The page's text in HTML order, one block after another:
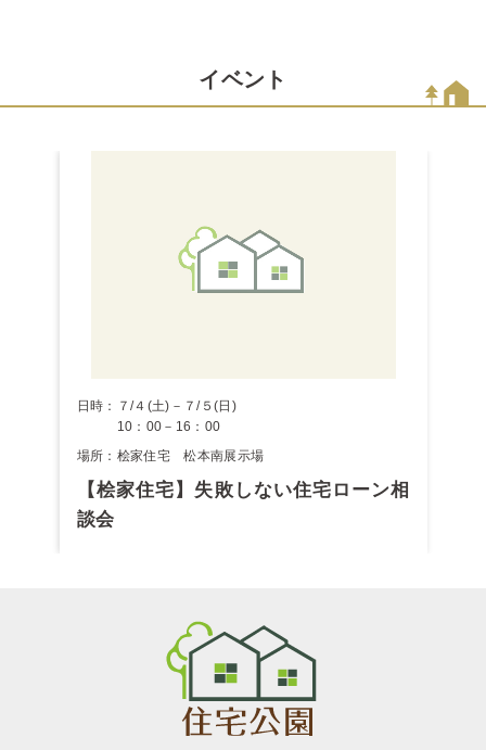
イベント
日時：７/４(土)－７/５(日)
10：00－16：00
場所：桧家住宅 松本南展示場
【桧家住宅】失敗しない住宅ローン相
談会